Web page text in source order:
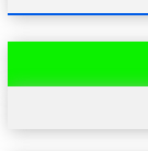
חדשות